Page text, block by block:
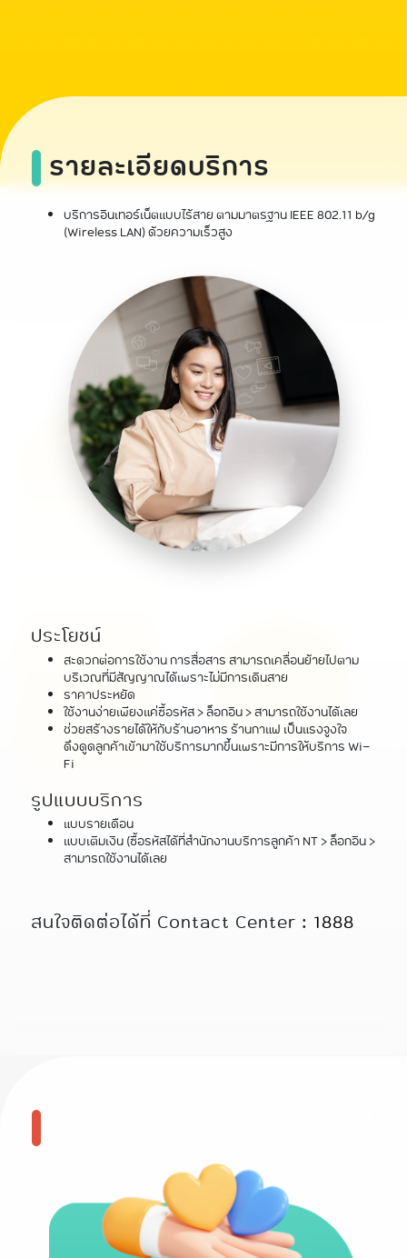
รายละเอียดบริการ
บริการอินเทอร์เน็ตแบบไร้สาย ตามมาตรฐาน IEEE 802.11 b/g
(Wireless LAN) ด้วยความเร็วสูง
ประโยชน์
สะดวกต่อการใช้งาน การสื่อสาร สามารถเคลื่อนย้ายไปตาม
บริเวณที่มีสัญญาณได้เพราะไม่มีการเดินสาย
ราคาประหยัด
ใช้งานง่ายเพียงแค่ซื้อรหัส > ล็อกอิน > สามารถใช้งานได้เลย
ช่วยสร้างรายได้ให้กับร้านอาหาร ร้านกาแฟ เป็นแรงจูงใจ
ดึงดูดลูกค้าเข้ามาใช้บริการมากขึ้นเพราะมีการให้บริการ Wi-
Fi
รูปแบบบริการ
แบบรายเดือน
แบบเติมเงิน (ซื้อรหัสได้ที่สำนักงานบริการลูกค้า NT > ล็อกอิน >
สามารถใช้งานได้เลย
สนใจติดต่อได้ที่ Contact Center : 1888